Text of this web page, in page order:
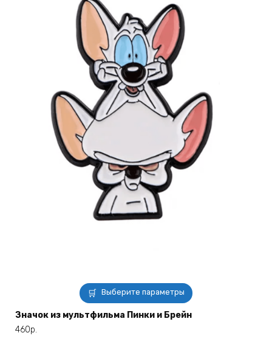
Выберите параметры
Этот
товар
имеет
Значок из мультфильма Пинки и Брейн
460р.